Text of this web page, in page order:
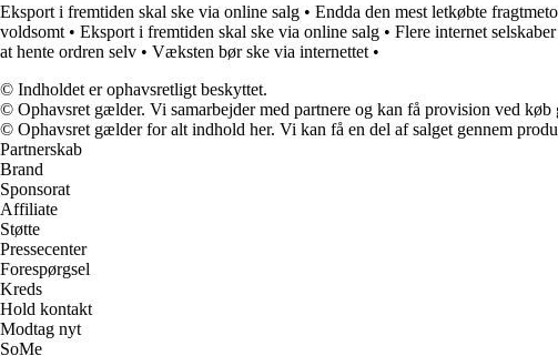
Eksport i fremtiden skal ske via online salg • Endda den mest letkøbte
voldsomt • Eksport i fremtiden skal ske via online salg • Flere internet
at hente ordren selv • Væksten bør ske via internettet •
© Indholdet er ophavsretligt beskyttet.
© Ophavsret gælder. Vi samarbejder med partnere og kan få provision ved køb
© Ophavsret gælder for alt indhold her. Vi kan få en del af salget gennem
Partnerskab
Brand
Sponsorat
Affiliate
Støtte
Pressecenter
Forespørgsel
Kreds
Hold kontakt
Modtag nyt
SoMe